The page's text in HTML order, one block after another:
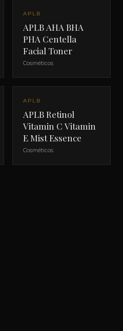
APLB
APLB AHA BHA
PHA Centella
Facial Toner
Cosméticos
APLB
APLB Retinol
Vitamin C Vitamin
E Mist Essence
Cosméticos